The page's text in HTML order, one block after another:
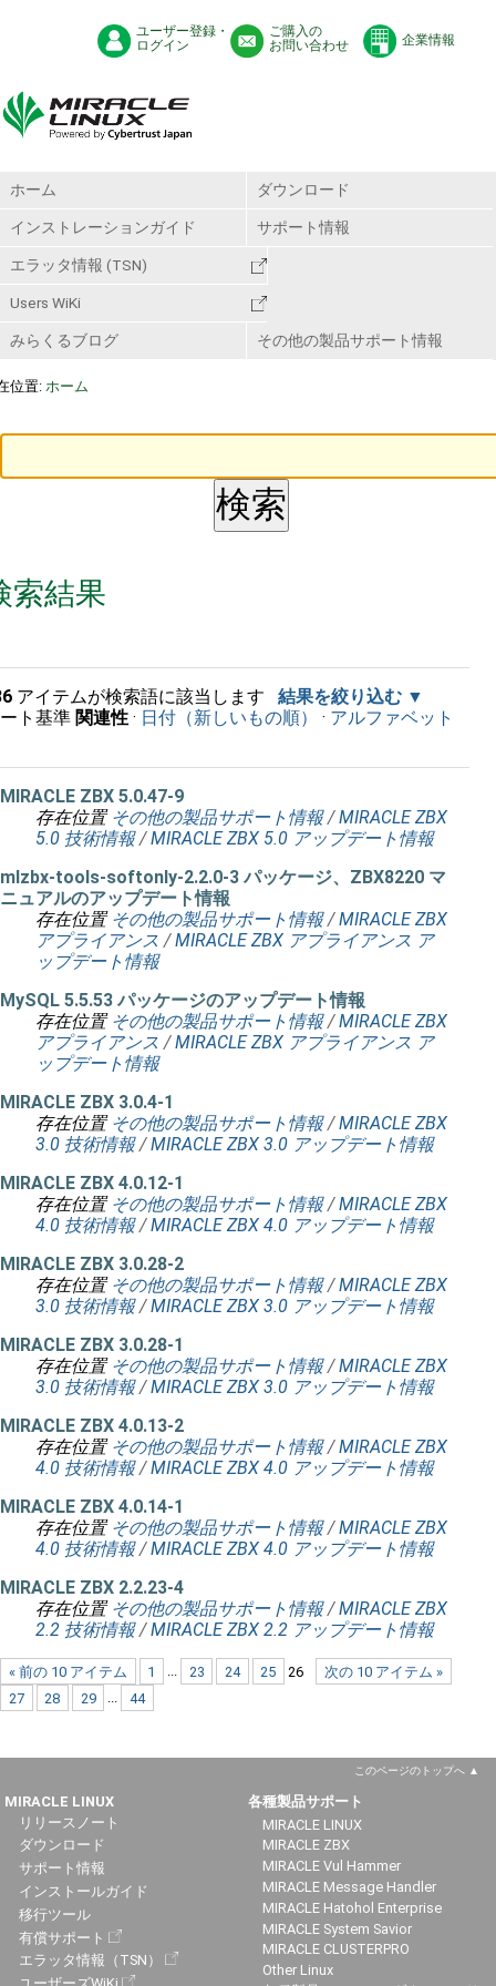
ユーザー登録・
ログイン
ご購入の
お問い合わせ
企業情報
ホーム ダウンロード
インストレーションガイド サポート情報
エラッタ情報 (TSN)
Users WiKi
みらくるブログ その他の製品サポート情報
位置: ホーム
索結果
アイテムが検索語に該当します
結果を絞り込む
ト基準 関連性 · 日付（新しいもの順） · アルファベット
MIRACLE ZBX 5.0.47-9
存在位置 その他の製品サポート情報 /MIRACLE ZBX
5.0 技術情報 /MIRACLE ZBX 5.0 アップデート情報
mlzbx-tools-softonly-2.2.0-3 パッケージ、ZBX8220 マ
ニュアルのアップデート情報
存在位置 その他の製品サポート情報 /MIRACLE ZBX
アプライアンス /MIRACLE ZBX アプライアンス ア
ップデート情報
MySQL 5.5.53 パッケージのアップデート情報
存在位置 その他の製品サポート情報 /MIRACLE ZBX
アプライアンス /MIRACLE ZBX アプライアンス ア
ップデート情報
MIRACLE ZBX 3.0.4-1
存在位置 その他の製品サポート情報 /MIRACLE ZBX
3.0 技術情報 /MIRACLE ZBX 3.0 アップデート情報
MIRACLE ZBX 4.0.12-1
存在位置 その他の製品サポート情報 /MIRACLE ZBX
4.0 技術情報 /MIRACLE ZBX 4.0 アップデート情報
MIRACLE ZBX 3.0.28-2
存在位置 その他の製品サポート情報 /MIRACLE ZBX
3.0 技術情報 /MIRACLE ZBX 3.0 アップデート情報
MIRACLE ZBX 3.0.28-1
存在位置 その他の製品サポート情報 /MIRACLE ZBX
3.0 技術情報 /MIRACLE ZBX 3.0 アップデート情報
MIRACLE ZBX 4.0.13-2
存在位置 その他の製品サポート情報 /MIRACLE ZBX
4.0 技術情報 /MIRACLE ZBX 4.0 アップデート情報
MIRACLE ZBX 4.0.14-1
存在位置 その他の製品サポート情報 /MIRACLE ZBX
4.0 技術情報 /MIRACLE ZBX 4.0 アップデート情報
MIRACLE ZBX 2.2.23-4
存在位置 その他の製品サポート情報 /MIRACLE ZBX
2.2 技術情報 /MIRACLE ZBX 2.2 アップデート情報
« 前の 10 アイテム 次の 10 アイテム »
1 ... 23 24 25
26
27
28 29 ... 44
このページのトップへ
MIRACLE LINUX
リリースノート
ダウンロード
サポート情報
インストールガイド
移行ツール
有償サポート
エラッタ情報（TSN）
各種製品サポート
MIRACLE LINUX
MIRACLE ZBX
MIRACLE Vul Hammer
MIRACLE Message Handler
MIRACLE Hatohol Enterprise
MIRACLE System Savior
MIRACLE CLUSTERPRO
Other Linux